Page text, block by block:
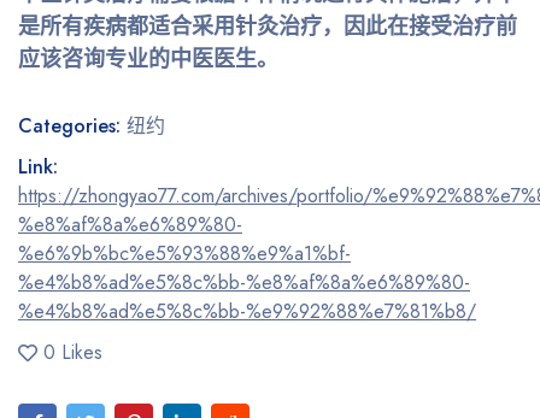
是所有疾病都适合采用针灸治疗，因此在接受治疗前
应该咨询专业的中医医生。
Categories: 纽约
Link:
https://zhongyao77.com/archives/portfolio/
%e8%af%8a%e6%89%80-
%e6%9b%bc%e5%93%88%e9%a1%bf-
%e4%b8%ad%e5%8c%bb-%e8%af%8a%e6%89%80-
%e4%b8%ad%e5%8c%bb-%e9%92%88%e7%81%b8/
0 Likes